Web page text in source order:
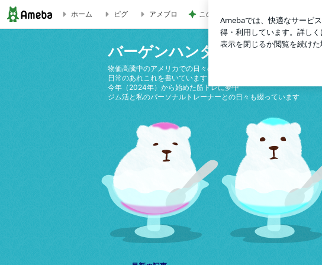
鬼滅の刃 映画 無限城 | バーゲンハンターin Las Vegas
ホーム ピグ アメブロ この人の言う子どもたちに入った娘
バーゲンハンターin Las Vegas
物価高騰中のアメリカでの日々の生活
日常のあれこれを書いています
今年（2024年）から始めた筋トレに夢中
ジム活と私のパーソナルトレーナーとの日々も綴っています